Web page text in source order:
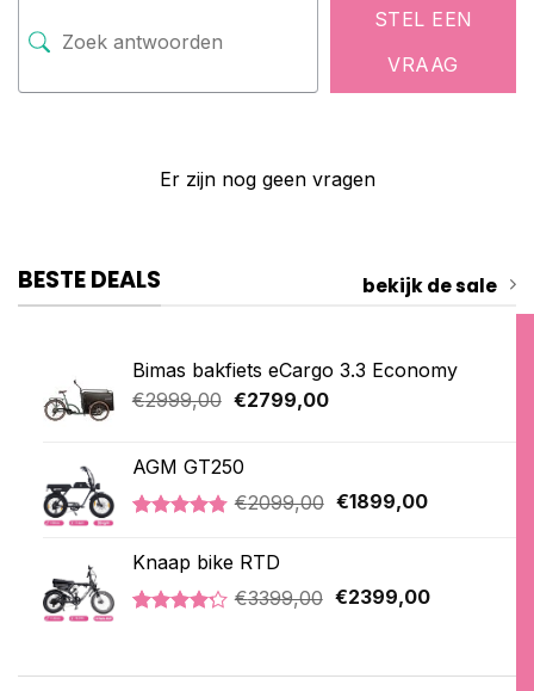
STEL EEN
VRAAG
Er zijn nog geen vragen
BESTE DEALS bekijk de sale
Bimas bakfiets eCargo 3.3 Economy
€2999,00 Oorspronkelijke
€2999,00.
€2799,00Huidige
AGM GT250
4.76
op 5
gebaseerd
op
klantbeoordelingen
€2099,00 Oorspronkelijke
€1899,00Huidige
Knaap bike RTD
€3399,00 Oorspronkelijke
€2399,00Huidige